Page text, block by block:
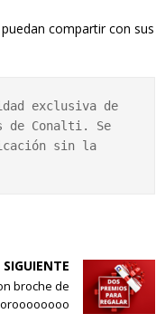
compartir con sus
exclusiva de
de Conalti. Se
sin la
SIGUIENTE
broche de
oroooooooo